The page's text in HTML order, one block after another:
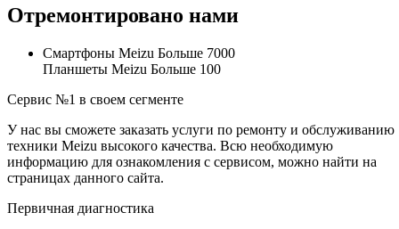
Отремонтировано нами
Смартфоны Meizu Больше 7000
Планшеты Meizu Больше 100
Сервис №1 в своем сегменте
У нас вы сможете заказать услуги по ремонту и обслуживанию
техники Meizu высокого качества. Всю необходимую
информацию для ознакомления с сервисом, можно найти на
страницах данного сайта.
Первичная диагностика